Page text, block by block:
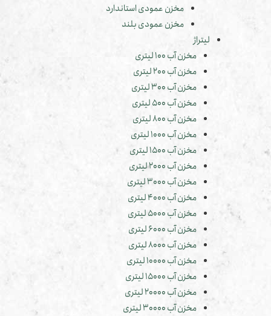
مخزن عمودی استاندارد
مخزن عمودی بلند
لیتراژ
مخزن آب 100 لیتری
مخزن آب 200 لیتری
مخزن آب 300 لیتری
مخزن آب 500 لیتری
مخزن آب 800 لیتری
مخزن آب 1000 لیتری
مخزن آب 1500 لیتری
مخزن آب 2000 لیتری
مخزن آب 3000 لیتری
مخزن آب 4000 لیتری
مخزن آب 5000 لیتری
مخزن آب 6000 لیتری
مخزن آب 8000 لیتری
مخزن آب 10000 لیتری
مخزن آب 15000 لیتری
مخزن آب 20000 لیتری
مخزن آب 30000 لیتری